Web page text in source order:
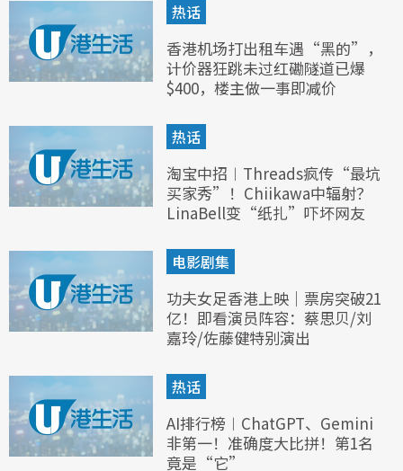
热话
香港机场打出租车遇“黑的”，
计价器狂跳未过红磡隧道已爆
$400，楼主做一事即减价
热话
淘宝中招︱Threads疯传“最坑
买家秀”！Chiikawa中辐射？
LinaBell变“纸扎”吓坏网友
电影剧集
功夫女足香港上映｜票房突破21
亿！即看演员阵容：蔡思贝/刘
嘉玲/佐藤健特别演出
热话
AI排行榜︱ChatGPT、Gemini
非第一！准确度大比拼！第1名
竟是“它”